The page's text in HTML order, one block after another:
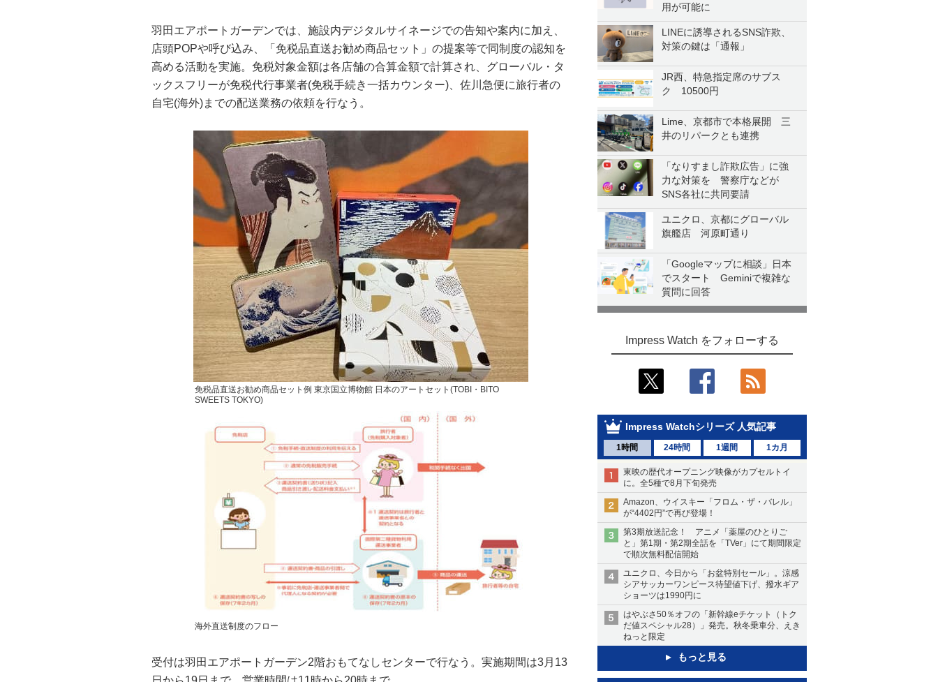
用が可能に
LINEに誘導されるSNS詐欺、
対策の鍵は「通報」
JR西、特急指定席のサブス
ク 10500円
Lime、京都市で本格展開 三
井のリパークとも連携
「なりすまし詐欺広告」に強
力な対策を 警察庁などが
SNS各社に共同要請
ユニクロ、京都にグローバル
旗艦店 河原町通り
「Googleマップに相談」日本
でスタート Geminiで複雑な
質問に回答
Impress Watch をフォローする
Impress Watchシリーズ 人気記事
1時間 24時間 1週間 1カ月
東映の歴代オープニング映像がカプセルトイ
に。全5種で8月下旬発売
Amazon、ウイスキー「フロム・ザ・バレル」
が“4402円”で再び登場！
第3期放送記念！ アニメ「薬屋のひとりご
と」第1期・第2期全話を「TVer」にて期間限定
で順次無料配信開始
ユニクロ、今日から「お盆特別セール」。涼感
シアサッカーワンピース待望値下げ、撥水ギア
ショーツは1990円に
はやぶさ50％オフの「新幹線eチケット（トク
だ値スペシャル28）」発売。秋冬乗車分、えき
ねっと限定
もっと見る
羽田エアポートガーデンでは、施設内デジタルサイネージでの告知や案内に加え、
店頭POPや呼び込み、「免税品直送お勧め商品セット」の提案等で同制度の認知を
高める活動を実施。免税対象金額は各店舗の合算金額で計算され、グローバル・タ
ックスフリーが免税代行事業者(免税手続き一括カウンター)、佐川急便に旅行者の
自宅(海外)までの配送業務の依頼を行なう。
免税品直送お勧め商品セット例 東京国立博物館 日本のアートセット(TOBI・BITO
SWEETS TOKYO)
海外直送制度のフロー
受付は羽田エアポートガーデン2階おもてなしセンターで行なう。実施期間は3月13